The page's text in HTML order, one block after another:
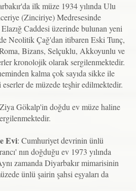
ilk müze 1934 yılında Ulu
(Zinciriye) Medresesinde
Elazığ Caddesi üzerinde bulunan yeni
Neolitik Çağ'dan itibaren Eski Tunç,
Bizans, Selçuklu, Akkoyunlu ve
kronolojik olarak sergilenmektedir.
kalma çok sayıda sikke ile
de müzede teşhir edilmektedir.
Ziya Gökalp'in doğdu ev müze haline
Evi: Cumhuriyet devrinin ünlü
nın doğduğu ev 1973 yılında
zamanda Diyarbakır mimarisinin
ünlü şairin şahsi eşyaları da